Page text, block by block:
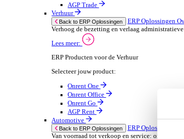
ERP Oplossingen
ERP Oplossingen Overzicht
Wij bieden een reeks ERP-
Branchespecifieke ERP Oplossingen
Selecteer jouw branche:
Groothandel
Back to ERP Oplossingen
Lever slimmere service en